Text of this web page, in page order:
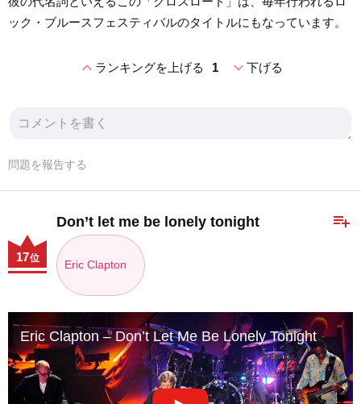
ック・ブルースフェスティバルのタイトルにもなっています。
expand_lessランキングを上げる 1 expand_more下げる
問題を報告する
playlist_add
Don’t let me be lonely tonight
Eric Clapton
17位
Eric Clapton – Don’t Let Me Be Lonely Tonight